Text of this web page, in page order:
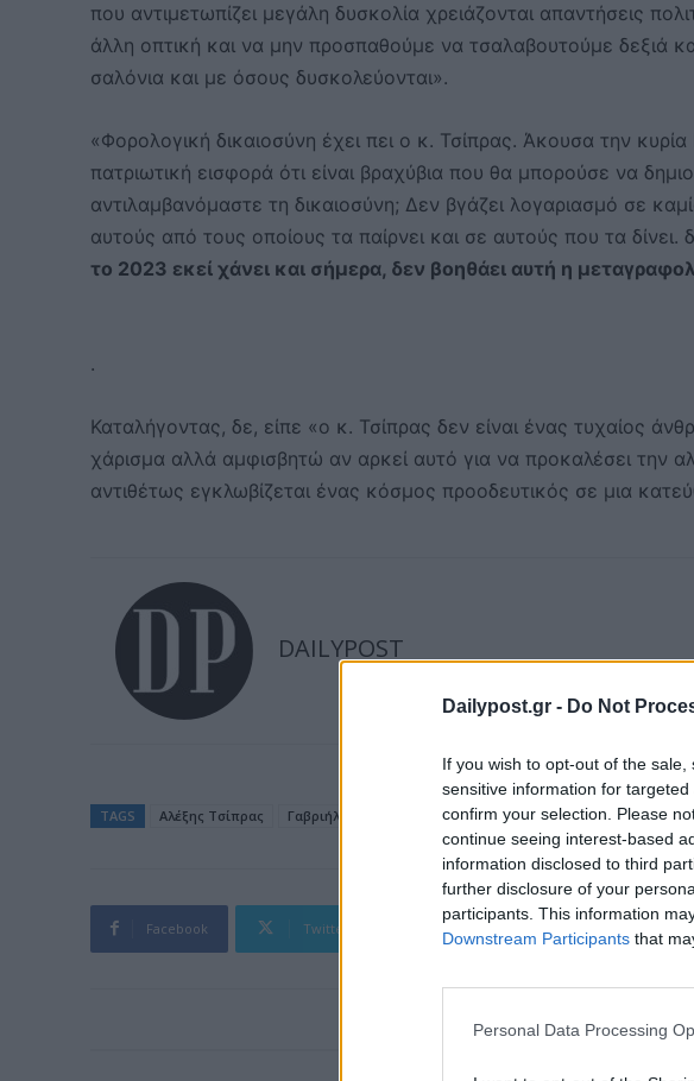
Dailypost.gr - Do Not
If you wish to opt-out of the
sensitive information for
confirm your selection. Please
continue seeing interest-based
information disclosed to third
further disclosure of your
participants. This information
Downstream Participants that
Personal Data Processing
που αντιμετωπίζει μεγάλη δυσκολία χρειάζονται απαντήσεις
άλλη οπτική και να μην προσπαθούμε να τσαλαβουτούμε δεξιά
σαλόνια και με όσους δυσκολεύονται».
«Φορολογική δικαιοσύνη έχει πει ο κ. Τσίπρας. Άκουσα την
πατριωτική εισφορά ότι είναι βραχύβια που θα μπορούσε να
αντιλαμβανόμαστε τη δικαιοσύνη; Δεν βγάζει λογαριασμό σε
αυτούς από τους οποίους τα παίρνει και σε αυτούς που τα δίνει.
το 2023 εκεί χάνει και σήμερα, δεν βοηθάει αυτή η
.
Καταλήγοντας, δε, είπε «ο κ. Τσίπρας δεν είναι ένας τυχαίος
χάρισμα αλλά αμφισβητώ αν αρκεί αυτό για να προκαλέσει την
αντιθέτως εγκλωβίζεται ένας κόσμος προοδευτικός σε μια
DAILYPOST
TAGS Aλέξης Τσίπρας Γαβριήλ Σακελλαρίδης
Facebook Twitter Pinterest